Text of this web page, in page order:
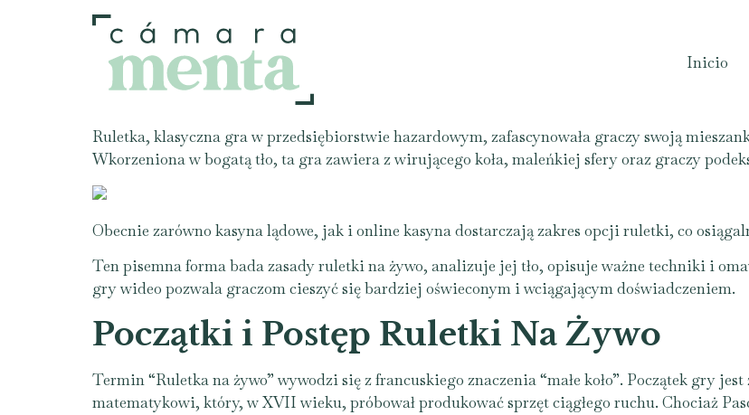
Inicio
Ruletka, klasyczna gra w przedsiębiorstwie hazardowym, zafascynowała graczy swoją
Wkorzeniona w bogatą tło, ta gra zawiera z wirującego koła, maleńkiej sfery oraz graczy
Obecnie zarówno kasyna lądowe, jak i online kasyna dostarczają zakres opcji ruletki, co
Ten pisemna forma bada zasady ruletki na żywo, analizuje jej tło, opisuje ważne techniki i
gry wideo pozwala graczom cieszyć się bardziej oświeconym i wciągającym doświadczeniem.
Początki i Postęp Ruletki Na Żywo
Termin “Ruletka na żywo” wywodzi się z francuskiego znaczenia “małe koło”. Początek gry
matematykowi, który, w XVII wieku, próbował produkować sprzęt ciągłego ruchu. Chociaż